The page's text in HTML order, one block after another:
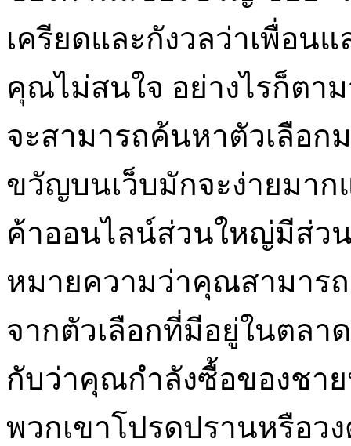
เครียดและกังวลว่าเพื่อน
คุณไม่สนใจ อย่างไรก็ตา
จะสามารถค้นหาตัวเลือก
ขวัญบนเว็บมักจะง่ายมาก
ค้าออนไลน์ส่วนใหญ่มีส่ว
หมายความว่าคุณสามาร
จากตัวเลือกที่มีอยู่ในตล
กับว่าคุณกำลังซื้อของชา
พวกเขาโปรดปรานหรือว